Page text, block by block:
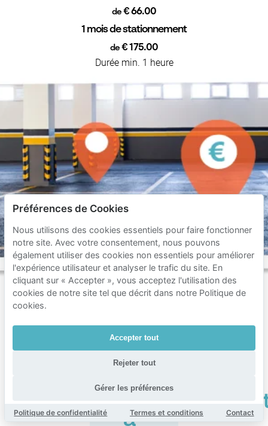
de€ 66.00
1 mois de stationnement
de € 175.00
Durée min. 1 heure
Questions
fréquentes
sur
le
à
Préférences de Cookies
Nous utilisons des cookies essentiels pour faire fonctionner
notre site. Avec votre consentement, nous pouvons
également utiliser des cookies non essentiels pour améliorer
l'expérience utilisateur et analyser le trafic du site. En
cliquant sur « Accepter », vous acceptez l'utilisation des
cookies de notre site tel que décrit dans notre Politique de
cookies.
Accepter tout
Rejeter tout
Gérer les préférences
Politique de confidentialité Termes et conditions Contact